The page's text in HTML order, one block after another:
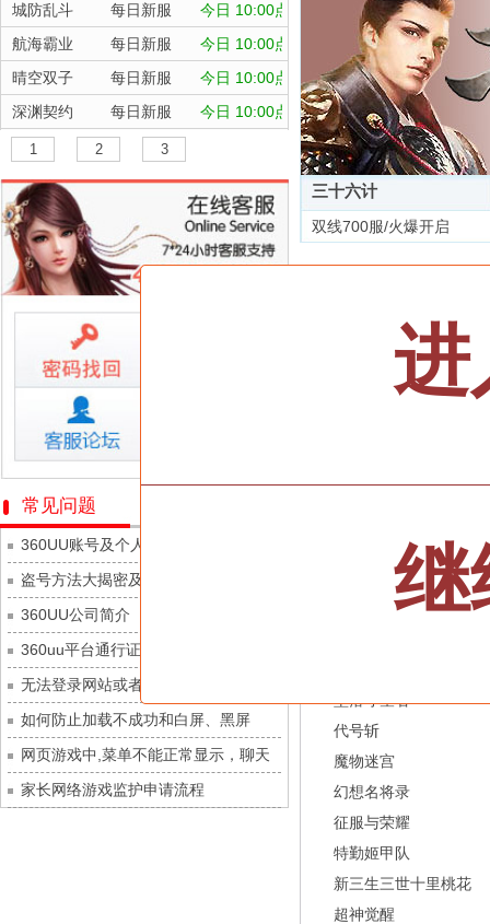
城防乱斗
每日新服
今日 10:00点
航海霸业
每日新服
今日 10:00点
晴空双子
每日新服
今日 10:00点
深渊契约
每日新服
今日 10:00点
坠落守望者
每日新服
正中靶心
每日新服
今日 10:00点
神兵奇迹
今日 10:00点
微乐捕鱼千炮版每日新服
今日 10:00点
帕瓦勇者传说
每日新服
群英风华录
每日新服
小小仙王
少年名将
每日新服
寻龙英雄
魔物迷宫
每日新服
城防三国志
每日新服
今日 10:00点
九梦仙域
豌豆大作战
每日新服
灵魂序章
每日新服
冒险守护
每日新服
绝地苍穹
每日新服
代号斩
每日新服
异星战舰
每日新服
今日 10:00点
云上契约
每日新服
今日 10:00点
梦幻回响
每日新服
今日 10:00点
1 2 3
常见问题
360UU账号及个人资料游戏数据安全
盗号方法大揭密及防范措施？
360UU公司简介
360uu平台通行证用户服务协议和相关
的条款和条件
无法登录网站或者看不到游戏列表的解
决方法
如何防止加载不成功和白屏、黑屏
网页游戏中,菜单不能正常显示，聊天
及其它功能不能正常使用的解决办法
家长网络游戏监护申请流程
三十六计
双线700服/火爆开启
仙侠
ABC DEF
天尊传奇
忍术大作战-山海封神
黎明召唤
龙之战歌
坠落守望者
代号斩
魔物迷宫
幻想名将录
征服与荣耀
特勤姬甲队
新三生三世十里桃花
超神觉醒
进
继